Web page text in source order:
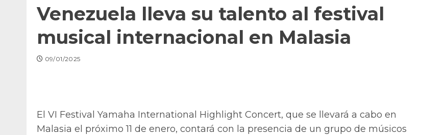
Venezuela lleva su talento al festival
musical internacional en Malasia
09/01/2025
El VI Festival Yamaha International Highlight Concert, que se llevará a cabo en
Malasia el próximo 11 de enero, contará con la presencia de un grupo de músicos